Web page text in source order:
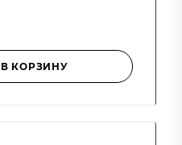
В КОРЗИНУ